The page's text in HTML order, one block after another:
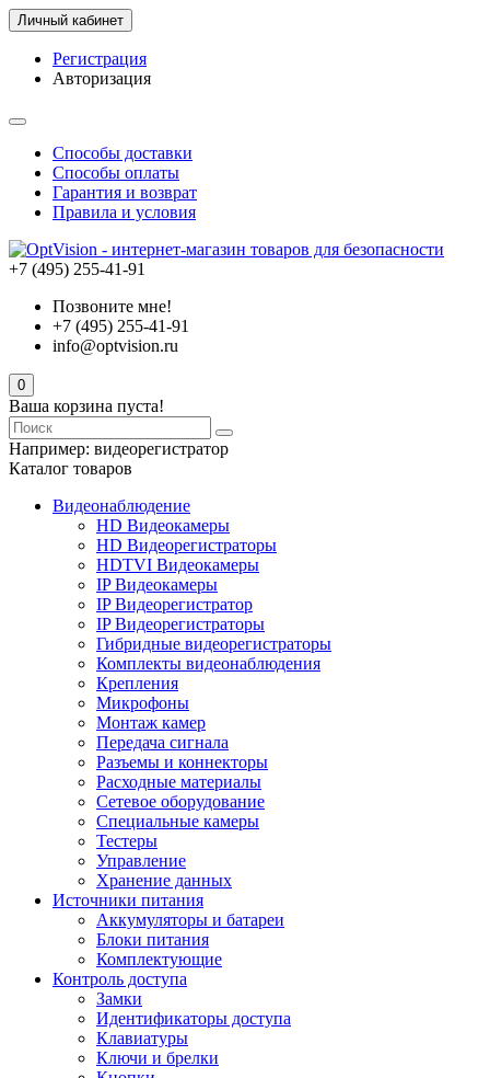
Личный кабинет
Регистрация
Авторизация
Способы доставки
Способы оплаты
Гарантия и возврат
Правила и условия
+7 (495) 255-41-91
Позвоните мне!
+7 (495) 255-41-91
info@optvision.ru
0
Ваша корзина пуста!
Например: видеорегистратор
Каталог товаров
Видеонаблюдение
HD Видеокамеры
HD Видеорегистраторы
HDTVI Видеокамеры
IP Видеокамеры
IP Видеорегистратор
IP Видеорегистраторы
Гибридные видеорегистраторы
Комплекты видеонаблюдения
Крепления
Микрофоны
Монтаж камер
Передача сигнала
Разъемы и коннекторы
Расходные материалы
Сетевое оборудование
Специальные камеры
Тестеры
Управление
Хранение данных
Источники питания
Аккумуляторы и батареи
Блоки питания
Комплектующие
Контроль доступа
Замки
Идентификаторы доступа
Клавиатуры
Ключи и брелки